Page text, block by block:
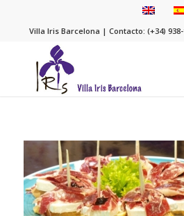
Villa Iris Barcelona | Contacto: (+34) 938-